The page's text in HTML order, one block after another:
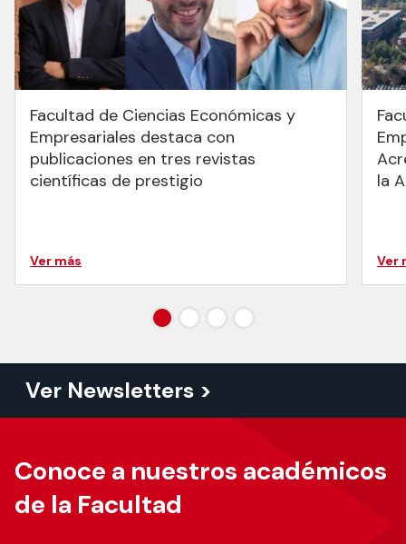
Facultad de Ciencias Económicas y
Empresariales destaca con
publicaciones en tres revistas
científicas de prestigio
Ver más
la
Ver
Ver Newsletters >
Conoce a nuestros académicos
de la Facultad